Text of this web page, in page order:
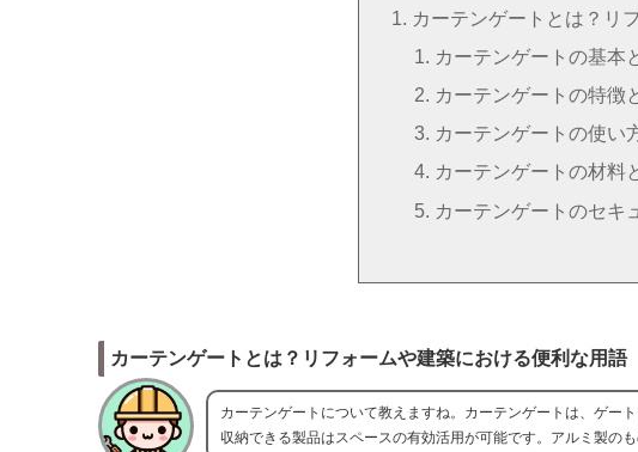
カーテンゲートとは？リ
カーテンゲートの基本
カーテンゲートの特徴
カーテンゲートの使い
カーテンゲートの材料
カーテンゲートのセキ
カーテンゲートとは？リフォームや建築における便利な用語
カーテンゲートについて教えますね。カーテンゲートは、ゲー
収納できる製品はスペースの有効活用が可能です。アルミ製の